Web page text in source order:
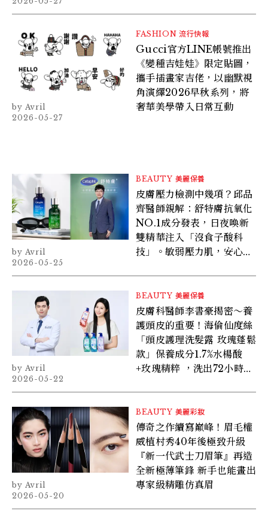
FASHION 流行快報
Gucci官方LINE帳號推出
《變種吉娃娃》限定貼圖，
攜手插畫家吉佬，以幽默視
角演繹2026早秋系列，將
奢華美學帶入日常互動
Avril
2026-05-27
BEAUTY 美麗保養
皮膚壓力檢測中幾項？邱品
齊醫師親解：舒特膚抗氧化
NO.1成分發表，日夜喚新
雙精華注入「沒食子酸科
技」。敏弱壓力肌，安心解
Avril
2026-05-25
BEAUTY 美麗保養
皮膚科醫師李書豪揭密～養
護頭皮的重要！海倫仙度絲
「頭皮護理洗髮露 玫瑰蓬鬆
款」保養成分1.7%水楊酸
+玫瑰精粹 ，洗出72小時空
Avril
2026-05-22
BEAUTY 美麗彩妝
傳奇之作續寫巔峰！眉毛權
威植村秀40年後極致升級
『新一代武士刀眉筆』再造
全新極薄筆鋒 新手也能畫出
專家級精雕仿真眉
Avril
2026-05-20